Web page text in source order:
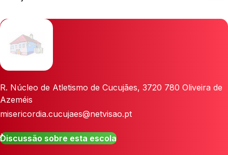
R. Núcleo de Atletismo de Cucujães, 3720 780 Oliveira de
Azeméis
misericordia.cucujaes@netvisao.pt
Discussão sobre esta escola